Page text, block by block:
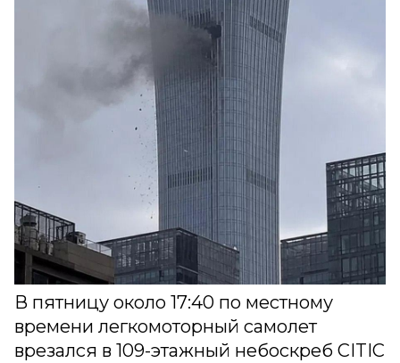
В пятницу около 17:40 по местному
времени легкомоторный самолет
врезался в 109-этажный небоскреб CITIC